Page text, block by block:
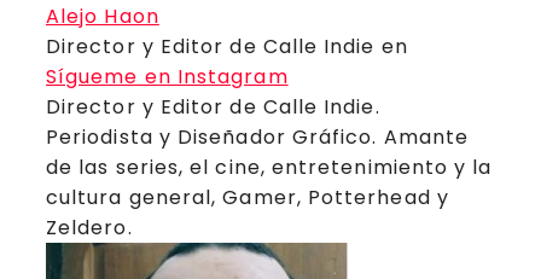
Alejo Haon
Director y Editor de Calle Indie en
Sígueme en Instagram
Director y Editor de Calle Indie.
Periodista y Diseñador Gráfico. Amante
de las series, el cine, entretenimiento y la
cultura general, Gamer, Potterhead y
Zeldero.